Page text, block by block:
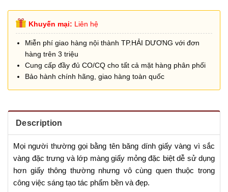
Khuyến mại: Liên hệ
Miễn phí giao hàng nội thành TP.HẢI DƯƠNG với đơn
hàng trên 3 triệu
Cung cấp đầy đủ CO/CQ cho tất cả mặt hàng phân phối
Bảo hành chính hãng, giao hàng toàn quốc
Description
Mọi người thường gọi bằng tên băng dính giấy vàng vì sắc
vàng đặc trưng và lớp màng giấy mỏng đặc biệt dễ sử dụng
hơn giấy thông thường nhưng vô cùng quen thuộc trong
công việc sáng tạo tác phẩm bền và đẹp.